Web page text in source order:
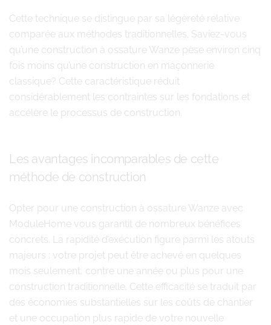
Cette technique se distingue par sa légèreté relative
comparée aux méthodes traditionnelles. Saviez-vous
qu’une construction à ossature Wanze pèse environ cinq
fois moins qu’une construction en maçonnerie
classique? Cette caractéristique réduit
considérablement les contraintes sur les fondations et
accélère le processus de construction.
Les avantages incomparables de cette
méthode de construction
Opter pour une construction à ossature Wanze avec
ModuleHome vous garantit de nombreux bénéfices
concrets. La rapidité d’exécution figure parmi les atouts
majeurs : votre projet peut être achevé en quelques
mois seulement, contre une année ou plus pour une
construction traditionnelle. Cette efficacité se traduit par
des économies substantielles sur les coûts de chantier
et une occupation plus rapide de votre nouvelle